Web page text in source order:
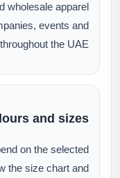
wholesale apparel
events and
the UAE.
and sizes?
on the selected
the size chart and